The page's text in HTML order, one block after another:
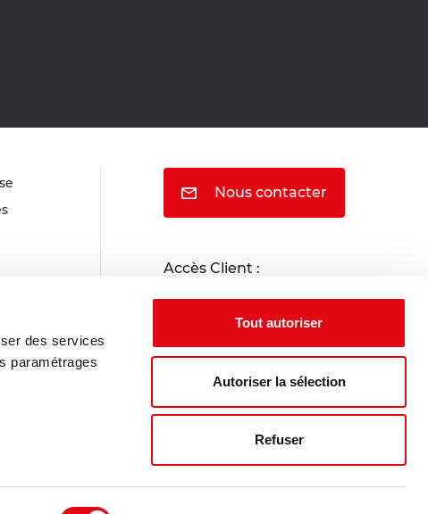
des services
paramétrages
Tout autoriser
Autoriser la sélection
Refuser
Nous contacter
Accès Client :
Portail locataire
Portail propriétaire